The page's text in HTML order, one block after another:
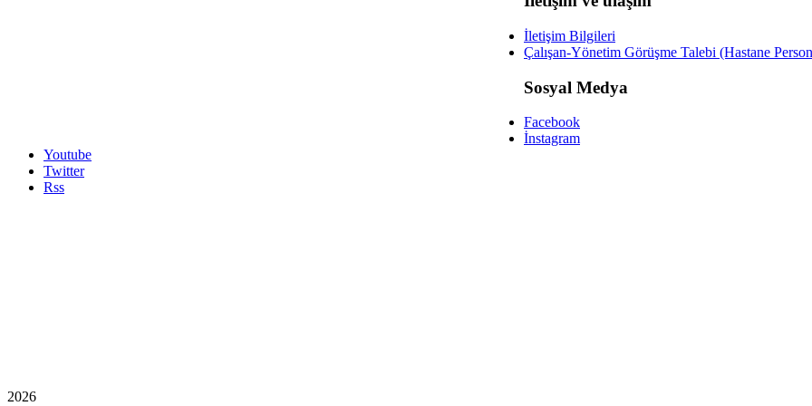
İletişim Bilgileri
Çalışan-Yönetim Görüşme Talebi (Hastane
Sosyal Medya
Facebook
İnstagram
Youtube
Twitter
Rss
2026